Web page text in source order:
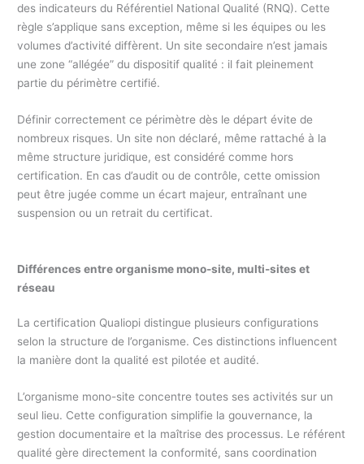
des indicateurs du Référentiel National Qualité (RNQ). Cette
règle s’applique sans exception, même si les équipes ou les
volumes d’activité diffèrent. Un site secondaire n’est jamais
une zone “allégée” du dispositif qualité : il fait pleinement
partie du périmètre certifié.
Définir correctement ce périmètre dès le départ évite de
nombreux risques. Un site non déclaré, même rattaché à la
même structure juridique, est considéré comme hors
certification. En cas d’audit ou de contrôle, cette omission
peut être jugée comme un écart majeur, entraînant une
suspension ou un retrait du certificat.
Différences entre organisme mono-site, multi-sites et
réseau
La certification Qualiopi distingue plusieurs configurations
selon la structure de l’organisme. Ces distinctions influencent
la manière dont la qualité est pilotée et audité.
L’organisme mono-site concentre toutes ses activités sur un
seul lieu. Cette configuration simplifie la gouvernance, la
gestion documentaire et la maîtrise des processus. Le référent
qualité gère directement la conformité, sans coordination